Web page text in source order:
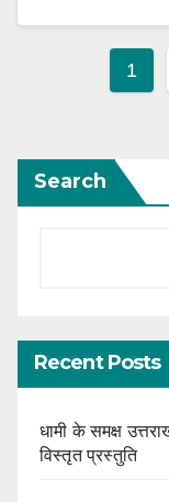
1
Search
Recent Posts
धामी के समक्ष
विस्तृत प्रस्तुति